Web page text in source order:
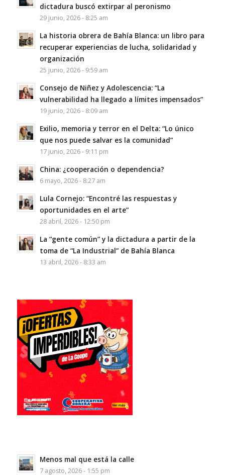
dictadura buscó extirpar al peronismo
29 junio, 2026 - 8:25 am
La historia obrera de Bahía Blanca: un libro para
recuperar experiencias de lucha, solidaridad y
organización
25 junio, 2026 - 9:59 am
Consejo de Niñez y Adolescencia: “La
vulnerabilidad ha llegado a límites impensados”
19 junio, 2026 - 8:09 am
Exilio, memoria y terror en el Delta: “Lo único
que nos puede salvar es la comunidad”
17 junio, 2026 - 9:11 pm
China: ¿cooperación o dependencia?
6 mayo, 2026 - 8:27 am
Lula Cornejo: “Encontré las respuestas y
oportunidades en el arte”
28 abril, 2026 - 12:50 pm
La “gente común” y la dictadura a partir de la
toma de “La Industrial” de Bahía Blanca
13 abril, 2026 - 8:33 am
Menos mal que está la calle
7 agosto, 2026 - 1:55 pm